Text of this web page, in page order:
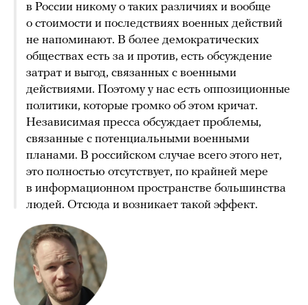
в России никому о таких различиях и вообще
о стоимости и последствиях военных действий
не напоминают. В более демократических
обществах есть за и против, есть обсуждение
затрат и выгод, связанных с военными
действиями. Поэтому у нас есть оппозиционные
политики, которые громко об этом кричат.
Независимая пресса обсуждает проблемы,
связанные с потенциальными военными
планами. В российском случае всего этого нет,
это полностью отсутствует, по крайней мере
в информационном пространстве большинства
людей. Отсюда и возникает такой эффект.